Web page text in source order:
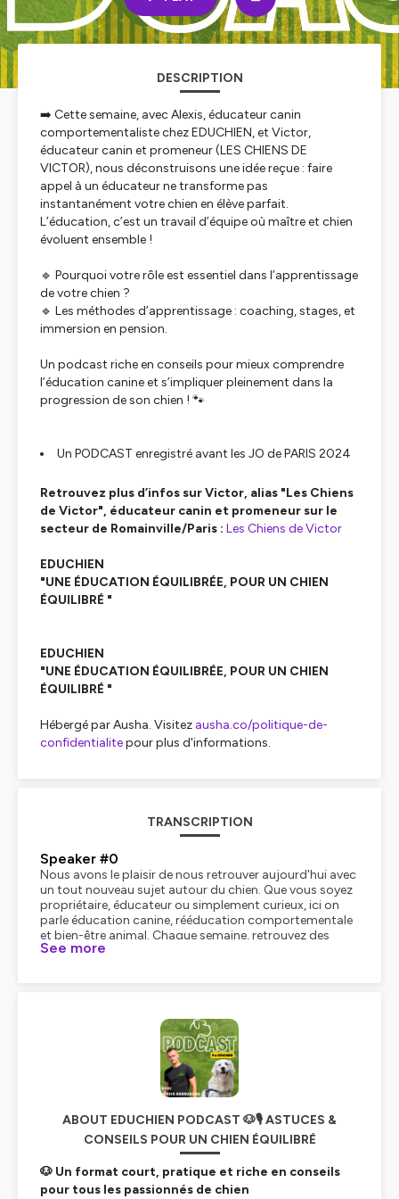
DESCRIPTION
➡️ Cette semaine, avec Alexis, éducateur canin
comportementaliste chez EDUCHIEN, et Victor,
éducateur canin et promeneur (LES CHIENS DE
VICTOR), nous déconstruisons une idée reçue : faire
appel à un éducateur ne transforme pas
instantanément votre chien en élève parfait.
L’éducation, c’est un travail d’équipe où maître et chien
évoluent ensemble !
🔹 Pourquoi votre rôle est essentiel dans l’apprentissage
de votre chien ?
🔹 Les méthodes d’apprentissage : coaching, stages, et
immersion en pension.
Un podcast riche en conseils pour mieux comprendre
l’éducation canine et s’impliquer pleinement dans la
progression de son chien ! 🐾
Un PODCAST enregistré avant les JO de PARIS 2024
Retrouvez plus d’infos sur Victor, alias "Les Chiens
de Victor", éducateur canin et promeneur sur le
secteur de Romainville/Paris : Les Chiens de Victor
EDUCHIEN
"UNE ÉDUCATION ÉQUILIBRÉE, POUR UN CHIEN
ÉQUILIBRÉ "
EDUCHIEN
"UNE ÉDUCATION ÉQUILIBRÉE, POUR UN CHIEN
ÉQUILIBRÉ "
Hébergé par Ausha. Visitez ausha.co/politique-de-
confidentialitepour plus d'informations.
TRANSCRIPTION
Speaker #0
Nous avons le plaisir de nous retrouver aujourd'hui avec
un tout nouveau sujet autour du chien. Que vous soyez
propriétaire, éducateur ou simplement curieux, ici on
parle éducation canine, rééducation comportementale
et bien-être animal. Chaque semaine, retrouvez des
conseils pratiques, des astuces de pro et des
comportementaliste. Bonne écoute !
Maintenant on prend le cas du client qui pensait qu'en
appelant l'éducateur canin il allait repartir à la fin de la
séance avec un chien qui était éduqué. Comment tu fais
des efforts à fournir et qu'il n'était pas prêt pour ça, est-
ce que tu te dis, ça n'a rien de lui envoyer des séances et
tout, je sais qu'il ne va pas le faire ou quoi ? Ou est-ce
que tu, enfin, quelle est ta façon de faire par rapport à
ça ? Pareil,
See more
ABOUT EDUCHIEN PODCAST 🐶🎙️ ASTUCES &
CONSEILS POUR UN CHIEN ÉQUILIBRÉ
🐶 Un format court, pratique et riche en conseils
pour tous les passionnés de chien